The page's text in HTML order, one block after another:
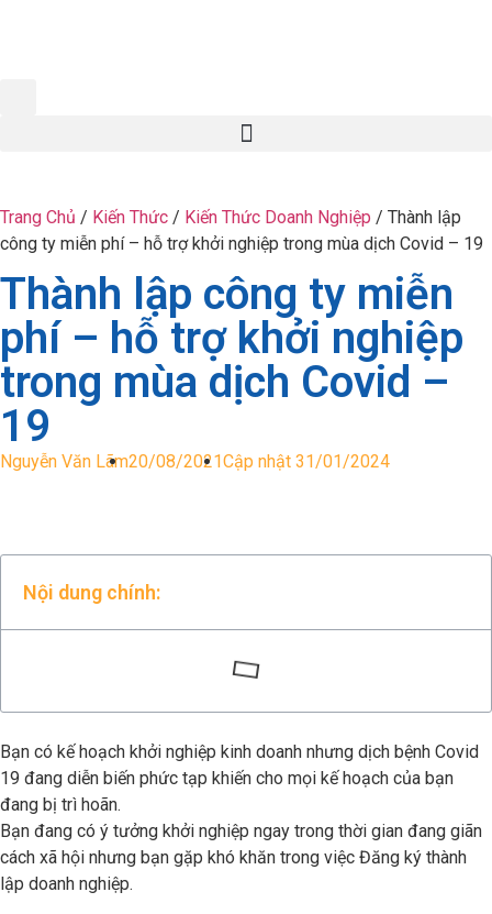
Trang Chủ / Kiến Thức / Kiến Thức Doanh Nghiệp / Thành lập
công ty miễn phí – hỗ trợ khởi nghiệp trong mùa dịch Covid – 19
Thành lập công ty miễn
phí – hỗ trợ khởi nghiệp
trong mùa dịch Covid –
19
Nguyễn Văn Lãm20/08/2021Cập nhật 31/01/2024
Nội dung chính:
Bạn có kế hoạch khởi nghiệp kinh doanh nhưng dịch bệnh Covid
19 đang diễn biến phức tạp khiến cho mọi kế hoạch của bạn
đang bị trì hoãn.
Bạn đang có ý tưởng khởi nghiệp ngay trong thời gian đang giãn
cách xã hội nhưng bạn gặp khó khăn trong việc Đăng ký thành
lập doanh nghiệp.